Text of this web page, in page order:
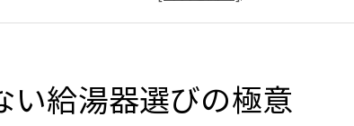
給湯器選びで失敗しないための比較方法
給湯器の壊れやすさと長持ちの秘訣を専門解説
給湯器が壊れやすいと感じる要因を徹底解
い給湯器選びの極意